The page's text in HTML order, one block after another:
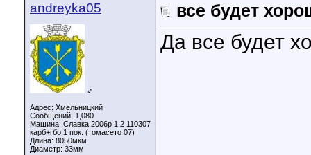
andreyka05
♂
Адрес: Хмельницкий
Сообщений: 1,080
Машина: Славка 2006р 1.2 110307
карб+гбо 1 пок. (томасето 07)
Длина: 8050мкм
Диаметр: 33мм
все будет
Да все будет